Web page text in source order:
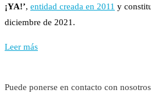
¡YA!’, entidad creada en 2011 y
diciembre de 2021.
Leer más
Puede ponerse en contacto con